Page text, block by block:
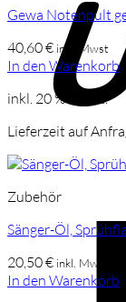
Gewa Notenpult
40,60€ inkl. Mwst
In den Warenkorb
inkl. 20 % MwSt.
Lieferzeit auf
Zubehör
Sänger-Öl,
20,50€ inkl. Mwst
In den Warenkorb